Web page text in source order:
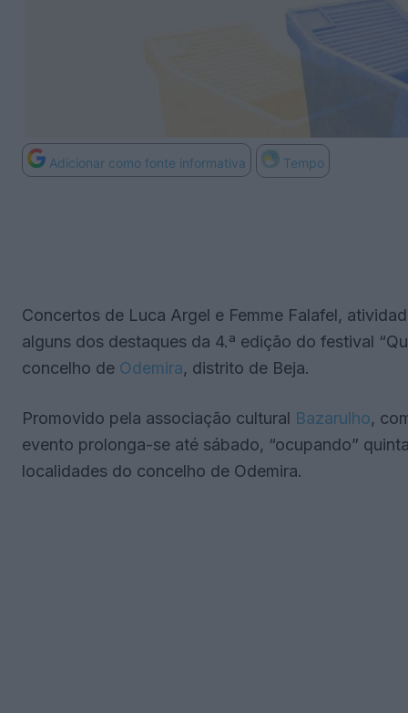
Adicionar como fonte informativa Tempo
Concertos de Luca Argel e Femme Falafel,
alguns dos destaques da 4.ª edição do festival
concelho de Odemira, distrito de Beja.
Promovido pela associação cultural Bazarulho,
evento prolonga-se até sábado, “ocupando”
localidades do concelho de Odemira.